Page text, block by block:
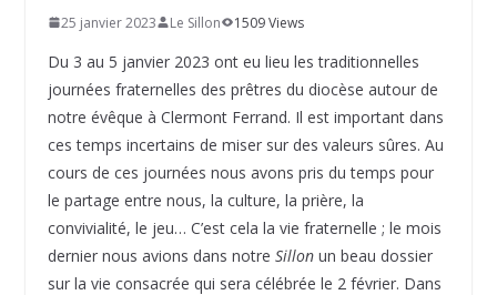
25 janvier 2023 Le Sillon 1509 Views
Du 3 au 5 janvier 2023 ont eu lieu les traditionnelles
journées fraternelles des prêtres du diocèse autour de
notre évêque à Clermont Ferrand. Il est important dans
ces temps incertains de miser sur des valeurs sûres. Au
cours de ces journées nous avons pris du temps pour
le partage entre nous, la culture, la prière, la
convivialité, le jeu… C’est cela la vie fraternelle ; le mois
dernier nous avions dans notre Sillonun beau dossier
sur la vie consacrée qui sera célébrée le 2 février. Dans